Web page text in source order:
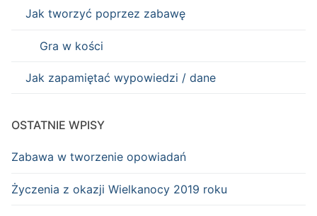
Jak tworzyć poprzez zabawę
Gra w kości
Jak zapamiętać wypowiedzi / dane
OSTATNIE WPISY
Zabawa w tworzenie opowiadań
Życzenia z okazji Wielkanocy 2019 roku